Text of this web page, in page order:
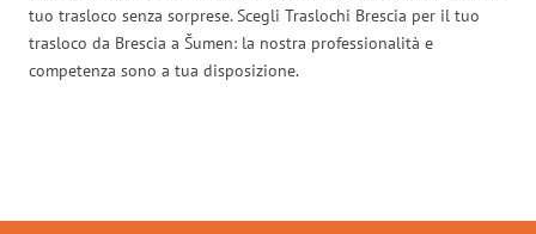
tuo trasloco senza sorprese. Scegli Traslochi Brescia per il tuo
trasloco da Brescia a Šumen: la nostra professionalità e
competenza sono a tua disposizione.